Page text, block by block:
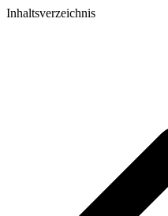
Inhaltsverzeichnis